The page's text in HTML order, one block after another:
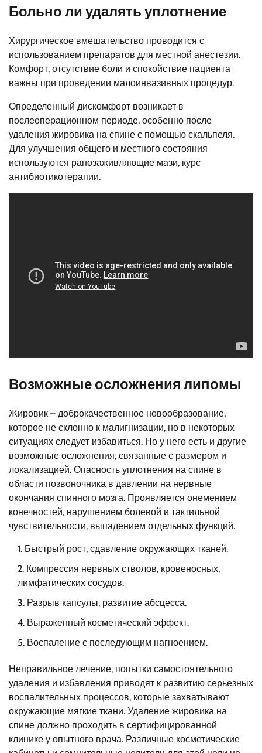
Больно ли удалять уплотнение
Хирургическое вмешательство проводится с
использованием препаратов для местной анестезии.
Комфорт, отсутствие боли и спокойствие пациента
важны при проведении малоинвазивных процедур.
Определенный дискомфорт возникает в
послеоперационном периоде, особенно после
удаления жировика на спине с помощью скальпеля.
Для улучшения общего и местного состояния
используются ранозаживляющие мази, курс
антибиотикотерапии.
Возможные осложнения липомы
Жировик – доброкачественное новообразование,
которое не склонно к малигнизации, но в некоторых
ситуациях следует избавиться. Но у него есть и другие
возможные осложнения, связанные с размером и
локализацией. Опасность уплотнения на спине в
области позвоночника в давлении на нервные
окончания спинного мозга. Проявляется онемением
конечностей, нарушением болевой и тактильной
чувствительности, выпадением отдельных функций.
Быстрый рост, сдавление окружающих тканей.
Компрессия нервных стволов, кровеносных,
лимфатических сосудов.
Разрыв капсулы, развитие абсцесса.
Выраженный косметический эффект.
Воспаление с последующим нагноением.
Неправильное лечение, попытки самостоятельного
удаления и избавления приводят к развитию серьезных
воспалительных процессов, которые захватывают
окружающие мягкие ткани. Удаление жировика на
спине должно проходить в сертифицированной
клинике у опытного врача. Различные косметические